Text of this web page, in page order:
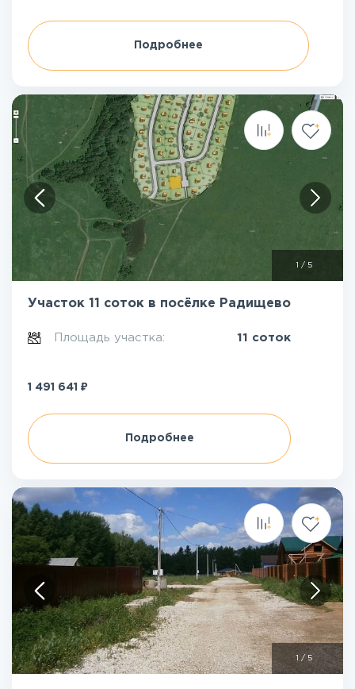
Подробнее
/ 5
Участок 11 соток в посёлке Радищево
Площадь участка: 11 соток
1 491 641 ₽
Подробнее
/ 5